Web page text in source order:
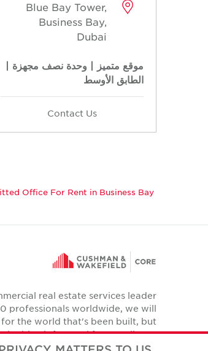
Blue Bay Tower,
Business Bay,
Dubai
موقع متميز | وحدة نصف مجهزة |
الطابق الأوسط
Contact Us
Office For Rent in Business Bay
real estate services leader
professionals worldwide, we will
the world that's been built, but
drive it forward for our clients,
colleagues and communities.